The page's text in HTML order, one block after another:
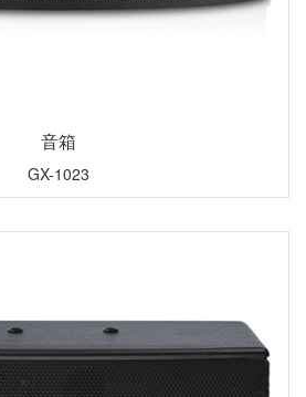
音箱
GX-1023